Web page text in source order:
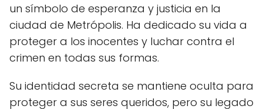
un símbolo de esperanza y justicia en la
ciudad de Metrópolis. Ha dedicado su vida a
proteger a los inocentes y luchar contra el
crimen en todas sus formas.
Su identidad secreta se mantiene oculta para
proteger a sus seres queridos, pero su legado